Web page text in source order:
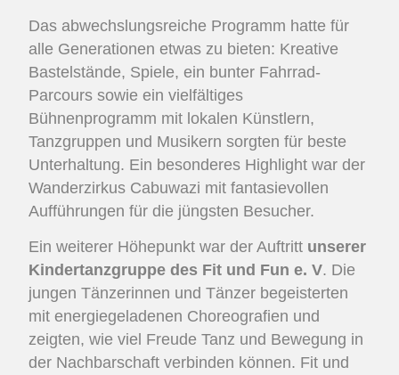
Das abwechslungsreiche Programm hatte für
alle Generationen etwas zu bieten: Kreative
Bastelstände, Spiele, ein bunter Fahrrad-
Parcours sowie ein vielfältiges
Bühnenprogramm mit lokalen Künstlern,
Tanzgruppen und Musikern sorgten für beste
Unterhaltung. Ein besonderes Highlight war der
Wanderzirkus Cabuwazi mit fantasievollen
Aufführungen für die jüngsten Besucher.
Ein weiterer Höhepunkt war der Auftritt unserer
Kindertanzgruppe des Fit und Fun e. V. Die
jungen Tänzerinnen und Tänzer begeisterten
mit energiegeladenen Choreografien und
zeigten, wie viel Freude Tanz und Bewegung in
der Nachbarschaft verbinden können. Fit und